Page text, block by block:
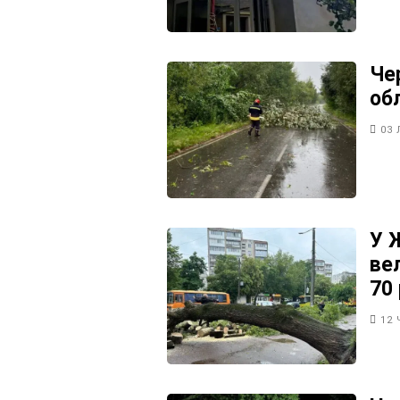
03
У
70
12